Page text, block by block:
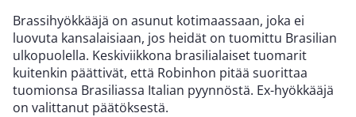
Brassihyökkääjä on asunut kotimaassaan, joka ei
luovuta kansalaisiaan, jos heidät on tuomittu Brasilian
ulkopuolella. Keskiviikkona brasilialaiset tuomarit
kuitenkin päättivät, että Robinhon pitää suorittaa
tuomionsa Brasiliassa Italian pyynnöstä. Ex-hyökkääjä
on valittanut päätöksestä.